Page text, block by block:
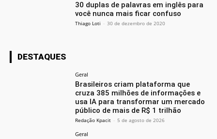
30 duplas de palavras em inglês para
você nunca mais ficar confuso
Thiago Loti - 30 de dezembro de 2020
DESTAQUES
Geral
Brasileiros criam plataforma que
cruza 385 milhões de informações e
usa IA para transformar um mercado
público de mais de R$ 1 trilhão
Redação Kpacit - 5 de agosto de 2026
Geral